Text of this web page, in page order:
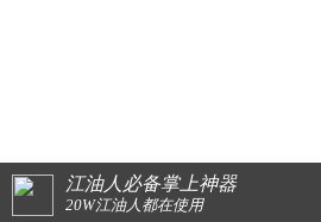
江油人必备掌上神器
20W江油人都在使用